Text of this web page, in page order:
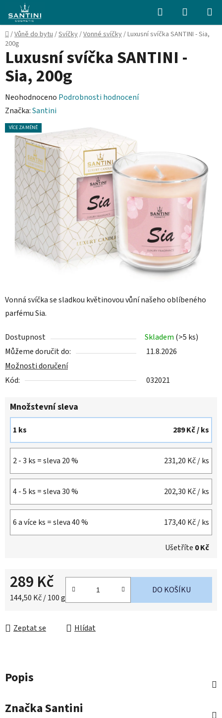
obsah
Hledat
KOŠÍK
Domů
/Vůně do bytu/Svíčky/Vonné svíčky/Luxusní svíčka SANTINI - Sia,
200g
Vonná svíčka se sladkou květinovou vůní našeho oblíbeného
parfému Sia.
Dostupnost Skladem (>5 ks)
Můžeme doručit do:
11.8.2026
Možnosti doručení
Kód:
032021
Množstevní sleva
1 ks 289 Kč/ ks
2 - 3 ks = sleva 20 % 231,20 Kč/ ks
4 - 5 ks = sleva 30 % 202,30 Kč/ ks
6 a více ks = sleva 40 % 173,40 Kč/ ks
Ušetříte 0 Kč
289 Kč
Měrná cena:
144,50 Kč / 100 g
DO KOŠÍKU
Zeptat se Hlídat
Luxusní svíčka SANTINI -
Sia, 200g
Průměrné
hodnocení
produktu
hvězdiček.
Neohodnoceno Podrobnosti hodnocení
Značka:Santini
VÍCE ZA MÉNĚ
Popis
ZnačkaSantini